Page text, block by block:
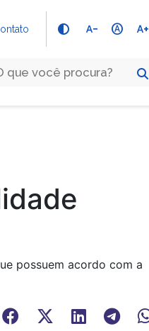
text_decrease hdr_auto text_increase
possuem acordo com a